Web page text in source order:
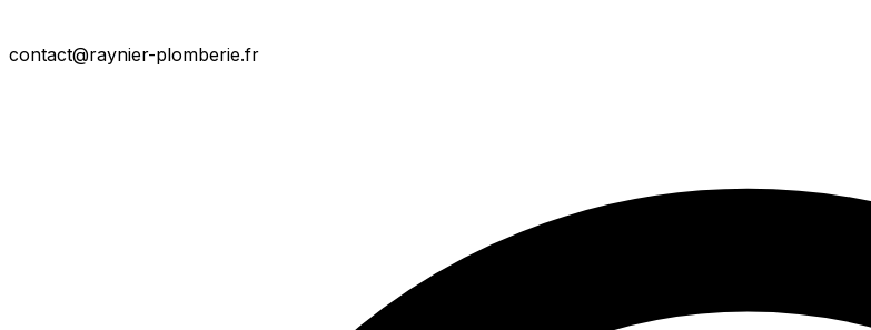
contact@raynier-plomberie.fr